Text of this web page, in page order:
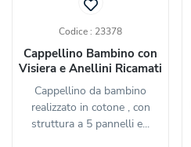
Codice : 23378
Cappellino Bambino con
Visiera e Anellini Ricamati
Cappellino da bambino
realizzato in cotone , con
struttura a 5 pannelli e...